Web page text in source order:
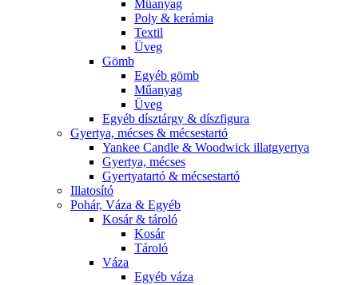
Műanyag
Poly & kerámia
Textil
Üveg
Gömb
Egyéb gömb
Műanyag
Üveg
Egyéb dísztárgy & díszfigura
Gyertya, mécses & mécsestartó
Yankee Candle & Woodwick illatgyertya
Gyertya, mécses
Gyertyatartó & mécsestartó
Illatosító
Pohár, Váza & Egyéb
Kosár & tároló
Kosár
Tároló
Váza
Egyéb váza